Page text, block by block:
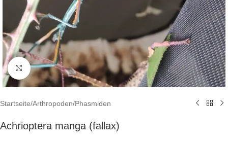
Click to enlarge
Startseite/Arthropoden/Phasmiden
Achrioptera manga (fallax)